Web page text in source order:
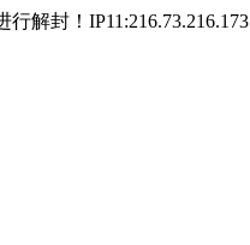
解封！IP11:216.73.216.173